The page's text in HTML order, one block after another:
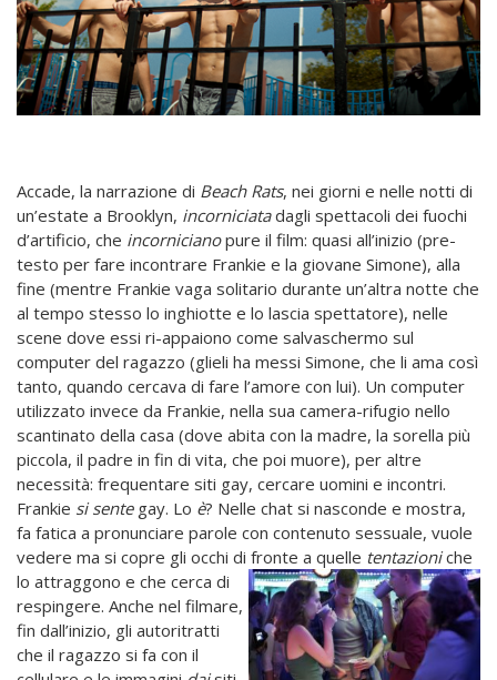
Accade, la narrazione di Beach Rats, nei giorni e nelle notti di
un’estate a Brooklyn, incorniciatadagli spettacoli dei fuochi
d’artificio, che incornicianopure il film: quasi all’inizio (pre-
testo per fare incontrare Frankie e la giovane Simone), alla
fine (mentre Frankie vaga solitario durante un’altra notte che
al tempo stesso lo inghiotte e lo lascia spettatore), nelle
scene dove essi ri-appaiono come salvaschermo sul
computer del ragazzo (glieli ha messi Simone, che li ama così
tanto, quando cercava di fare l’amore con lui). Un computer
utilizzato invece da Frankie, nella sua camera-rifugio nello
scantinato della casa (dove abita con la madre, la sorella più
piccola, il padre in fin di vita, che poi muore), per altre
necessità: frequentare siti gay, cercare uomini e incontri.
Frankie si sentegay. Lo è? Nelle chat si nasconde e mostra,
fa fatica a pronunciare parole con contenuto sessuale, vuole
vedere ma si copre gli occhi di fronte a quelle tentazioniche
lo attraggono e che cerca di
respingere. Anche nel filmare,
fin dall’inizio, gli autoritratti
che il ragazzo si fa con il